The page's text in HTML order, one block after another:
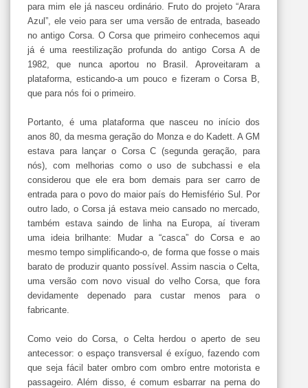
para mim ele já nasceu ordinário. Fruto do projeto “Arara
Azul”, ele veio para ser uma versão de entrada, baseado
no antigo Corsa. O Corsa que primeiro conhecemos aqui
já é uma reestilização profunda do antigo Corsa A de
1982, que nunca aportou no Brasil. Aproveitaram a
plataforma, esticando-a um pouco e fizeram o Corsa B,
que para nós foi o primeiro.
Portanto, é uma plataforma que nasceu no início dos
anos 80, da mesma geração do Monza e do Kadett. A GM
estava para lançar o Corsa C (segunda geração, para
nós), com melhorias como o uso de subchassi e ela
considerou que ele era bom demais para ser carro de
entrada para o povo do maior país do Hemisfério Sul. Por
outro lado, o Corsa já estava meio cansado no mercado,
também estava saindo de linha na Europa, aí tiveram
uma ideia brilhante: Mudar a “casca” do Corsa e ao
mesmo tempo simplificando-o, de forma que fosse o mais
barato de produzir quanto possível. Assim nascia o Celta,
uma versão com novo visual do velho Corsa, que fora
devidamente depenado para custar menos para o
fabricante.
Como veio do Corsa, o Celta herdou o aperto de seu
antecessor: o espaço transversal é exíguo, fazendo com
que seja fácil bater ombro com ombro entre motorista e
passageiro. Além disso, é comum esbarrar na perna do